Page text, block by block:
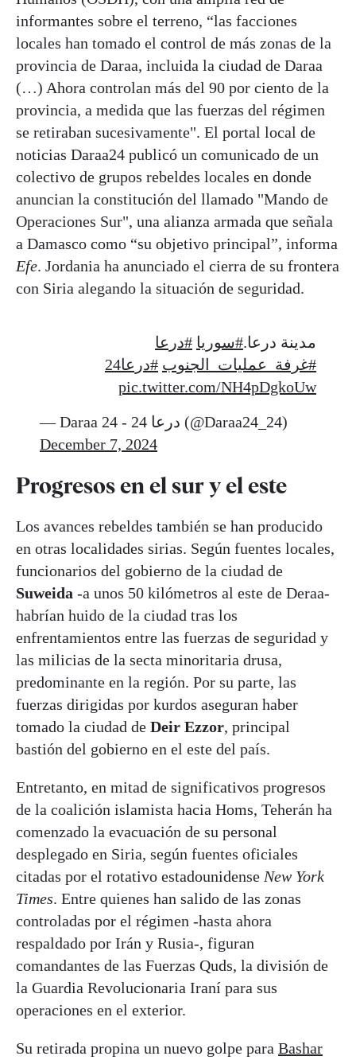
informantes sobre el terreno, “las facciones
locales han tomado el control de más zonas de la
provincia de Daraa, incluida la ciudad de Daraa
(…) Ahora controlan más del 90 por ciento de la
provincia, a medida que las fuerzas del régimen
se retiraban sucesivamente". El portal local de
noticias Daraa24 publicó un comunicado de un
colectivo de grupos rebeldes locales en donde
anuncian la constitución del llamado "Mando de
Operaciones Sur", una alianza armada que señala
a Damasco como “su objetivo principal”, informa
Efe. Jordania ha anunciado el cierra de su frontera
con Siria alegando la situación de seguridad.
مدينة درعا.#سوريا #درعا
#غرفة_عمليات_الجنوب #درعا24
pic.twitter.com/NH4pDgkoUw
— Daraa 24 - 24 درعا (@Daraa24_24)
December 7, 2024
Progresos en el sur y el este
Los avances rebeldes también se han producido
en otras localidades sirias. Según fuentes locales,
funcionarios del gobierno de la ciudad de
Suweida -a unos 50 kilómetros al este de Deraa-
habrían huido de la ciudad tras los
enfrentamientos entre las fuerzas de seguridad y
las milicias de la secta minoritaria drusa,
predominante en la región. Por su parte, las
fuerzas dirigidas por kurdos aseguran haber
tomado la ciudad de Deir Ezzor, principal
bastión del gobierno en el este del país.
Entretanto, en mitad de significativos progresos
de la coalición islamista hacia Homs, Teherán ha
comenzado la evacuación de su personal
desplegado en Siria, según fuentes oficiales
citadas por el rotativo estadounidense New York
Times. Entre quienes han salido de las zonas
controladas por el régimen -hasta ahora
respaldado por Irán y Rusia-, figuran
comandantes de las Fuerzas Quds, la división de
la Guardia Revolucionaria Iraní para sus
operaciones en el exterior.
Su retirada propina un nuevo golpe para Bashar